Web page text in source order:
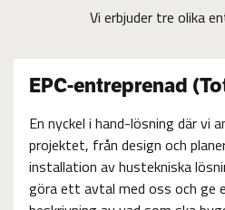
Vi erbjuder tre olika
EPC-entreprenad
En nyckel i hand-lösning där vi
projektet, från design och
installation av hustekniska
göra ett avtal med oss och ge